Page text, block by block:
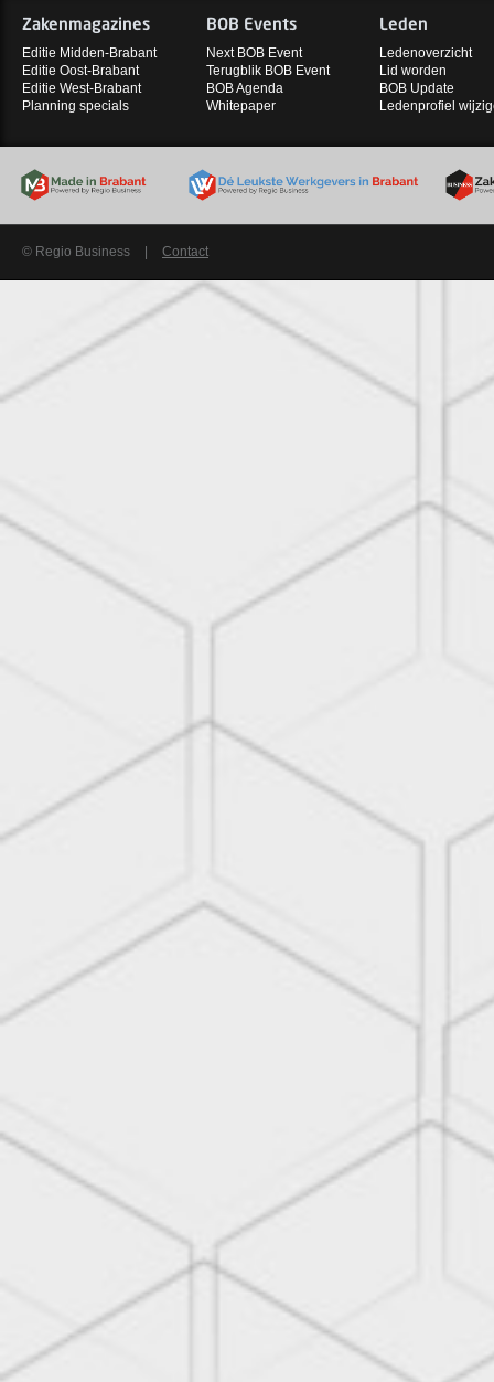
Zakenmagazines
Editie Midden-Brabant
Editie Oost-Brabant
Editie West-Brabant
Planning specials
BOB Events
Next BOB Event
Terugblik BOB Event
BOB Agenda
Whitepaper
Leden
Ledenoverzicht
Lid worden
BOB Update
Ledenprofiel
© Regio Business Contact